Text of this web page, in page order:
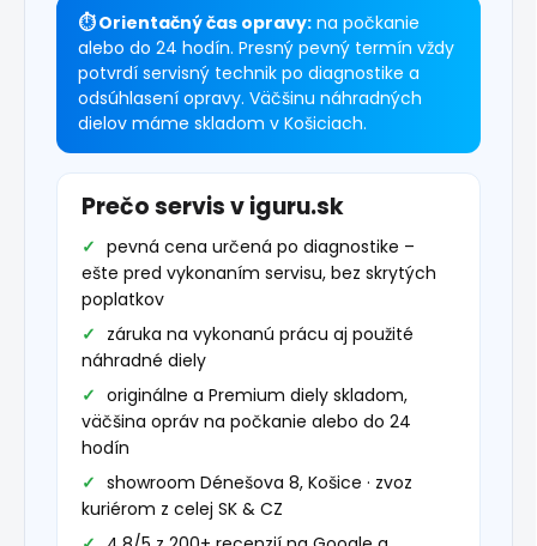
⏱ Orientačný čas opravy: na počkanie
alebo do 24 hodín. Presný pevný termín vždy
potvrdí servisný technik po diagnostike a
odsúhlasení opravy. Väčšinu náhradných
dielov máme skladom v Košiciach.
Prečo servis v iguru.sk
pevná cena určená po diagnostike –
ešte pred vykonaním servisu, bez skrytých
poplatkov
záruka na vykonanú prácu aj použité
náhradné diely
originálne a Premium diely skladom,
väčšina opráv na počkanie alebo do 24
hodín
showroom Dénešova 8, Košice · zvoz
kuriérom z celej SK & CZ